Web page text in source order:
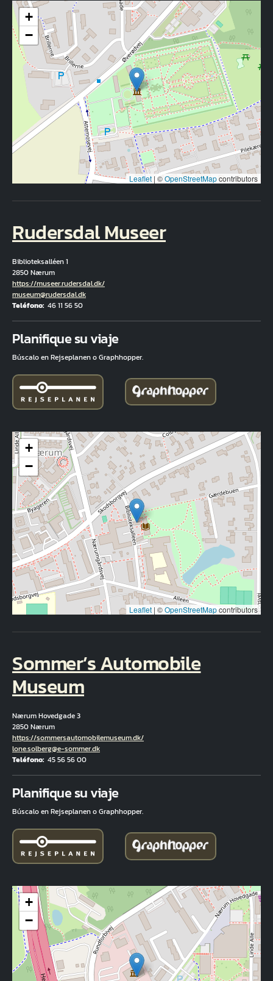
+
−
Leaflet | ©OpenStreetMapcontributors
Rudersdal Museer
Biblioteksalléen 1
2850 Nærum
Hjemmeside
https://museer.rudersdal.dk/
Correo electrónico
museum@rudersdal.dk
Teléfono 46 11 56 50
Planifique su viaje
Búscalo en Rejseplanen o Graphhopper.
+
−
Leaflet | ©OpenStreetMapcontributors
Sommer’s Automobile
Museum
Nærum Hovedgade 3
2850 Nærum
Hjemmeside
https://sommersautomobilemuseum.dk/
Correo electrónico
lone.solberg@e-sommer.dk
Teléfono 45 56 56 00
Planifique su viaje
Búscalo en Rejseplanen o Graphhopper.
+
−